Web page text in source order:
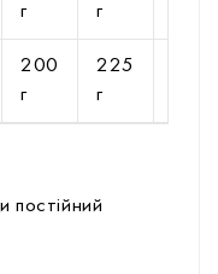
г
г
200
г
225
г
постійний